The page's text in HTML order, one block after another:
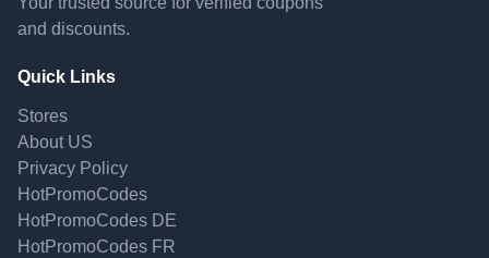
and discounts.
Quick Links
Stores
About US
Privacy Policy
HotPromoCodes
HotPromoCodes DE
HotPromoCodes FR